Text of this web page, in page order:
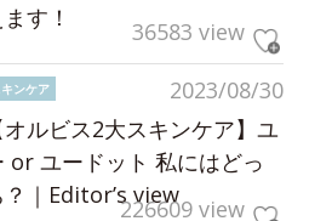
ます！
36583 view
2023/08/30
ンケア
オルビス2大スキンケア】ユ
or ユードット 私にはどっ
？｜Editor’s view226609 view